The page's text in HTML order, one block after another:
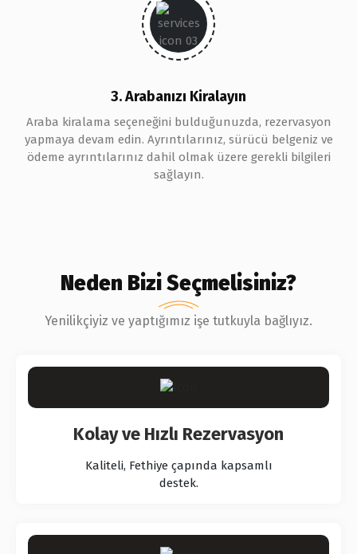
3. Arabanızı Kiralayın
Araba kiralama seçeneğini bulduğunuzda, rezervasyon
yapmaya devam edin. Ayrıntılarınız, sürücü belgeniz ve
ödeme ayrıntılarınız dahil olmak üzere gerekli bilgileri
sağlayın.
Neden Bizi Seçmelisiniz?
Yenilikçiyiz ve yaptığımız işe tutkuyla bağlıyız.
Kolay ve Hızlı Rezervasyon
Kaliteli, Fethiye çapında kapsamlı
destek.